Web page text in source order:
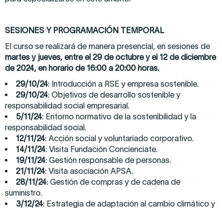
SESIONES Y PROGRAMACIÓN TEMPORAL
El curso se realizará de manera presencial, en sesiones de
martes y jueves, entre el 29 de octubre y el 12 de diciembre
de 2024, en horario de 16:00 a 20:00 horas.
29/10/24: Introducción a RSE y empresa sostenible.
29/10/24: Objetivos de desarrollo sostenible y
responsabilidad social empresarial.
5/11/24: Entorno normativo de la sostenibilidad y la
responsabilidad social.
12/11/24: Acción social y voluntariado corporativo.
14/11/24: Visita Fundación Concienciate.
19/11/24: Gestión responsable de personas.
21/11/24: Visita asociación APSA.
28/11/24: Gestión de compras y de cadena de
suministro.
3/12/24: Estrategia de adaptación al cambio climático y